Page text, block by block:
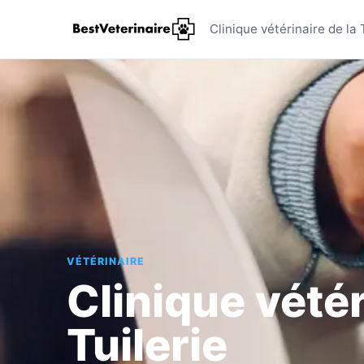
Clinique
Clinique vétérinaire de la
VÉTÉRINAIRE
Clinique
Tuilerie